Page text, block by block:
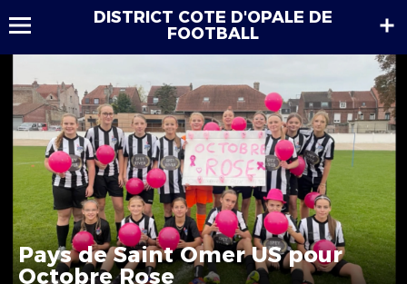
DISTRICT COTE D'OPALE DE
FOOTBALL
Pays de Saint Omer US pour
Octobre Rose